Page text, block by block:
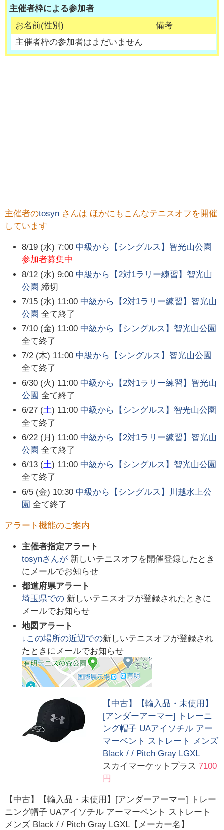
主催者枠による参加者
お名前(性別)
備考
主催者枠の参加者はまだいません
主催者のtosyn さんは ほかにもこんなテニスオフを開催
しています
8/19 (水) 7:00 中級から【シングルス】智光山公園
参加者募集中
8/12 (水) 9:00 中級から【2対1ラリー練習】智光山
公園 締切
7/15 (水) 11:00 中級から【2対1ラリー練習】智光山
公園 全て終了
7/10 (金) 11:00 中級から【シングルス】智光山公園
全て終了
7/2 (木) 11:00 中級から【シングルス】智光山公園
全て終了
6/30 (火) 11:00 中級から【2対1ラリー練習】智光山
公園 全て終了
6/27 (土) 11:00 中級から【シングルス】智光山公園
全て終了
6/22 (月) 11:00 中級から【2対1ラリー練習】智光山
公園 全て終了
6/13 (土) 11:00 中級から【シングルス】智光山公園
全て終了
6/5 (金) 10:30 中級から【シングルス】川越水上公
園 全て終了
アラート機能のご案内
主催者指定アラート
tosynさんが 新しいテニスオフを開催登録したとき
にメールでお知らせ
都道府県アラート
埼玉県での 新しいテニスオフが登録されたときに
メールでお知らせ
地図アラート
↓この場所の近辺での新しいテニスオフが登録され
たときにメールでお知らせ
【中古】【輸入品・未使用】
[アンダーアーマー] トレーニ
ング帽子 UAアイソチル アー
マーベント ストレート メンズ
Black / / Pitch Gray LGXL
スカイマーケットプラス 7100
円
【中古】【輸入品・未使用】[アンダーアーマー] トレー
ニング帽子 UAアイソチル アーマーベント ストレート
メンズ Black / / Pitch Gray LGXL【メーカー名】